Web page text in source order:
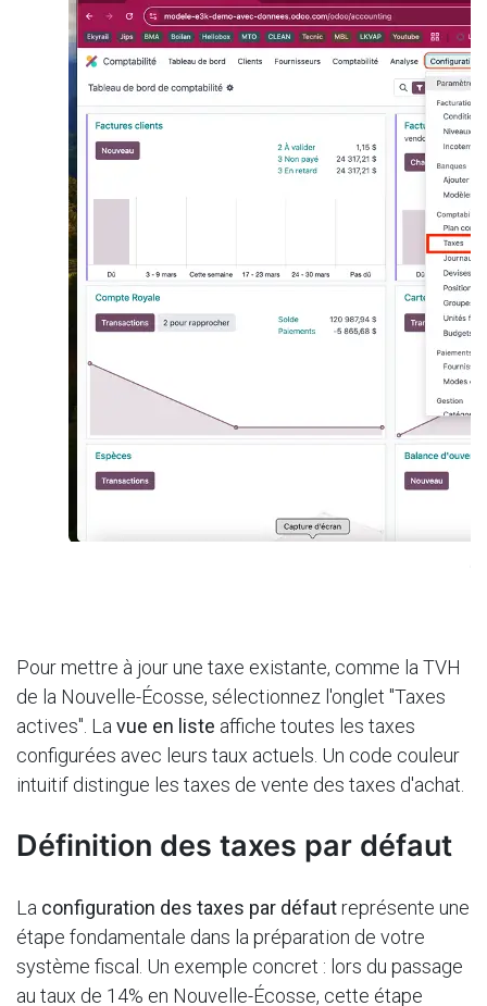
Pour mettre à jour une taxe existante, comme la TVH
de la Nouvelle-Écosse, sélectionnez l'onglet "Taxes
actives". Lavue en liste affiche toutes les taxes
configurées avec leurs taux actuels. Un code couleur
intuitif distingue les taxes de vente des taxes d'achat.
Définition des taxes par défaut
La configuration des taxes par défautreprésente une
étape fondamentale dans la préparation de votre
système fiscal. Un exemple concret : lors du passage
au taux de 14% en Nouvelle-Écosse, cette étape